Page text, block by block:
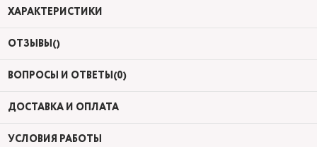
ХАРАКТЕРИСТИКИ
ОТЗЫВЫ()
ВОПРОСЫ И ОТВЕТЫ(0)
ДОСТАВКА И ОПЛАТА
УСЛОВИЯ РАБОТЫ